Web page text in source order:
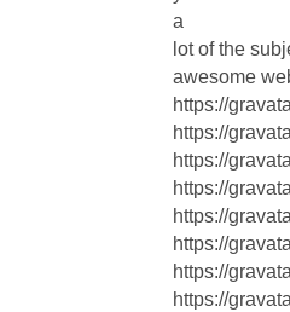
a
lot of the
awesome
https://
https://
https://
https://
https://
https://
https://
https://